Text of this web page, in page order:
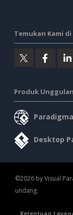
Temukan Kami di
Produk Unggulan
Desktop
©2026 by Visual
undang.
Ketentuan